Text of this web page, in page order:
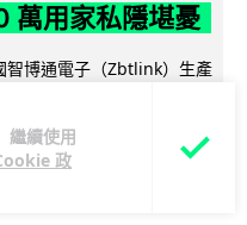
繼續使用
政
萬用家私隱堪憂
智博通電子（Zbtlink）生產